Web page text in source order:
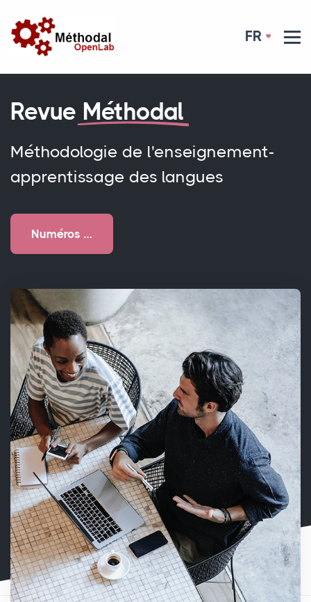
FR
Revue Méthodal
Méthodologie de l'enseignement-
apprentissage des langues
Numéros …